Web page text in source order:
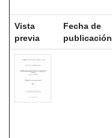
Vista
previa
Fecha de
publicación